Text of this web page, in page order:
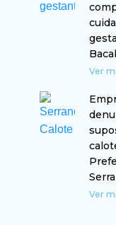
Ver
Ver